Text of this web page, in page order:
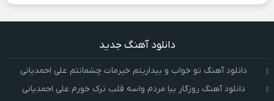
دانلود آهنگ جدید
دانلود آهنگ تو خواب و بیداریتم خیرمات چشمانتم علی احمدیانی
دانلود آهنگ روزگار بیا مردم واسه قلب ترک خورم علی احمدیانی